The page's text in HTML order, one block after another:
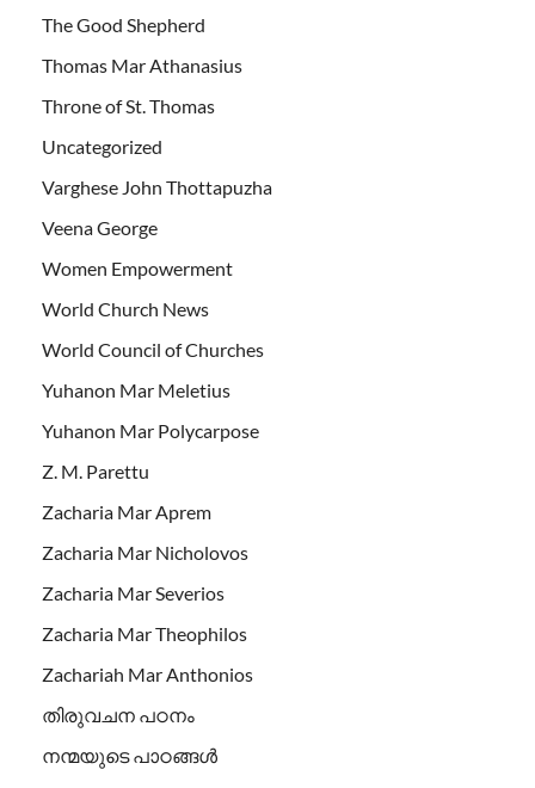
The Good Shepherd
Thomas Mar Athanasius
Throne of St. Thomas
Uncategorized
Varghese John Thottapuzha
Veena George
Women Empowerment
World Church News
World Council of Churches
Yuhanon Mar Meletius
Yuhanon Mar Polycarpose
Z. M. Parettu
Zacharia Mar Aprem
Zacharia Mar Nicholovos
Zacharia Mar Severios
Zacharia Mar Theophilos
Zachariah Mar Anthonios
തിരുവചന പഠനം
നന്മയുടെ പാഠങ്ങള്‍